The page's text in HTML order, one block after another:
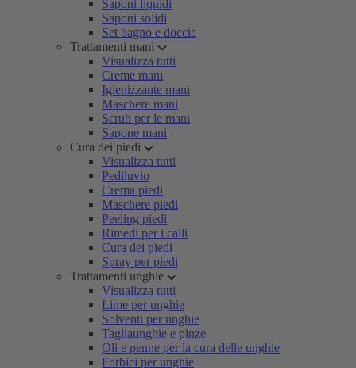
Saponi liquidi
Saponi solidi
Set bagno e doccia
Trattamenti mani
Visualizza tutti
Creme mani
Igienizzante mani
Maschere mani
Scrub per le mani
Sapone mani
Cura dei piedi
Visualizza tutti
Pediluvio
Crema piedi
Maschere piedi
Peeling piedi
Rimedi per i calli
Cura dei piedi
Spray per piedi
Trattamenti unghie
Visualizza tutti
Lime per unghie
Solventi per unghie
Tagliaunghie e pinze
Oli e penne per la cura delle unghie
Forbici per unghie